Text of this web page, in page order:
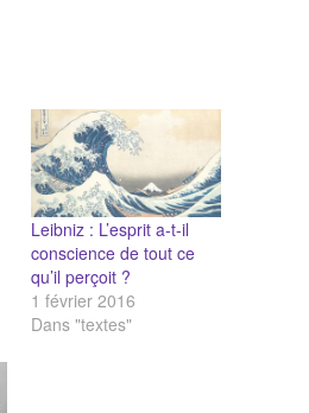
Leibniz : L’esprit a-t-il
conscience de tout ce
qu’il perçoit ?
1 février 2016
Dans "textes"